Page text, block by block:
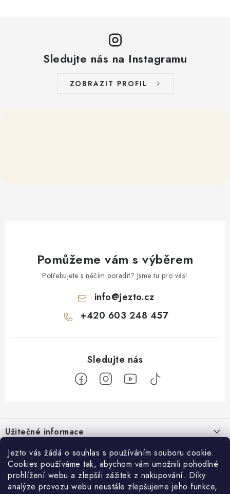
Jezto vás žádá o souhlas s používáním souboru cookie.
Cookies používáme tak, abychom vám umožnili pohodlné
prohlížení webu a zlepšili zážitek z nakupování. Díky
analýze provozu webu neustále zlepšujeme jeho funkce,
Sledujte nás na Instagramu
ZOBRAZIT PROFIL
Pomůžeme vám s výběrem
Potřebujete s něčím poradit? Jsme tu pro vás!
info@jezto.cz
+420 603 248 457
pUžitečné informace
O nás
Náš příběh
Firemní dárky
Zákaznický servis
Obchodní podmínky
Přijímáme online platby